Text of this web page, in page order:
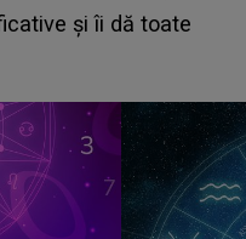
despre mama
te iubesc pentru